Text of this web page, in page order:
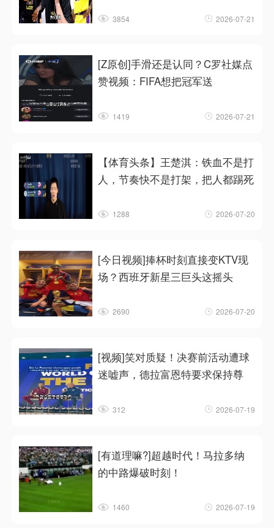
3854 2026-07-21
[Z原创]手滑还是认同？C罗社媒点
赞视频：FIFA想把冠军送
1419 2026-07-21
【体育头条】王楚淇：铁血不是打
人，节奏快不是打架，把人都踢死
1288 2026-07-20
[今日视频]捧杯时刻直接变KTV现
场？西班牙新星三巨头这摇头
2690 2026-07-20
[视频]笑对质疑！决赛前活动遭球
迷嘘声，德拉富恩特要求保持尊
312 2026-07-19
[有道理嘛?]超越时代！马拉多纳
的中路爆破时刻！
1460 2026-07-19